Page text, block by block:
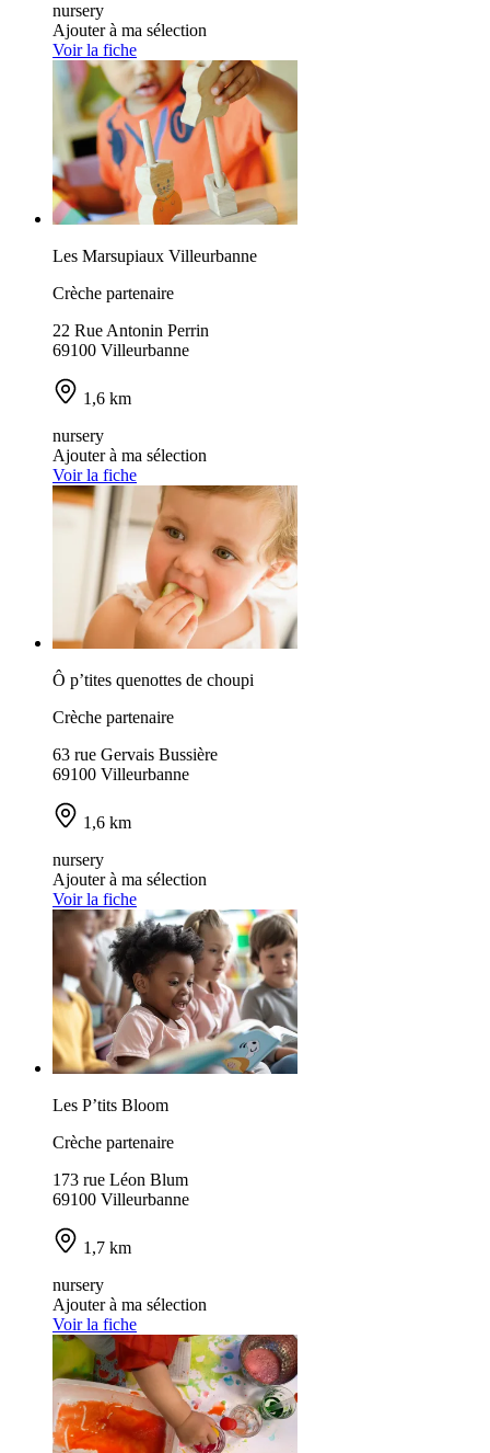
nursery
Ajouter à ma sélection
Voir la fiche
Les Marsupiaux Villeurbanne
Crèche partenaire
22 Rue Antonin Perrin
69100 Villeurbanne
1,6 km
nursery
Ajouter à ma sélection
Voir la fiche
Ô p’tites quenottes de choupi
Crèche partenaire
63 rue Gervais Bussière
69100 Villeurbanne
1,6 km
nursery
Ajouter à ma sélection
Voir la fiche
Les P’tits Bloom
Crèche partenaire
173 rue Léon Blum
69100 Villeurbanne
1,7 km
nursery
Ajouter à ma sélection
Voir la fiche